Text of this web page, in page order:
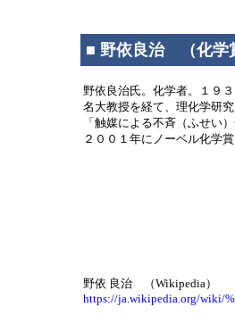
■ 野依良治 （化学
野依良治氏。化学者。１９
名大教授を経て、理化学研究
「触媒による不斉（ふせい
２００１年にノーベル化学賞
野依 良治 （Wikipedia）
https://ja.wikipedia.org/wiki/